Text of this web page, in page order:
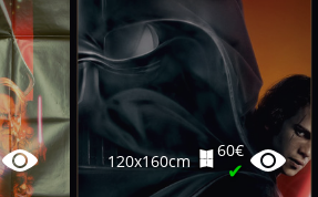
120x160cm
60€
✔